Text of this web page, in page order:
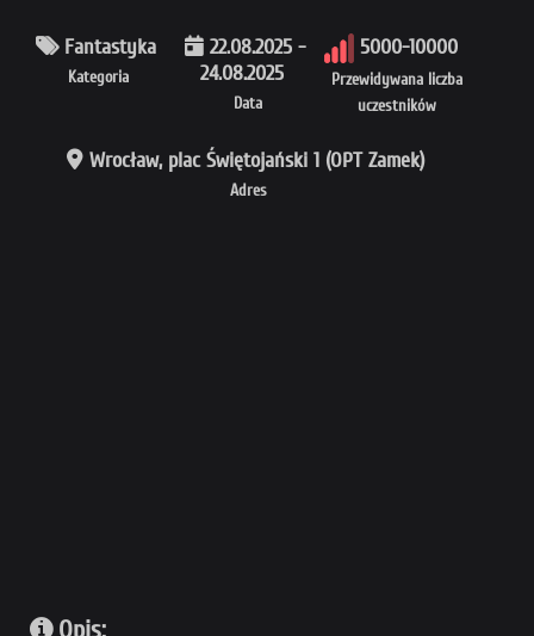
Kategoria
Fantastyka
Data
22.08.2025 -
24.08.2025
Przewidywana liczba
uczestników
5000-10000
Adres
Wrocław, plac Świętojański 1 (OPT Zamek)